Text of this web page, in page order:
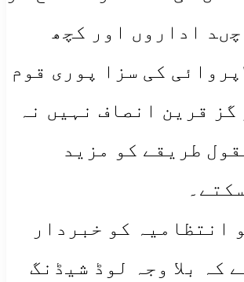
اداروں اور کچھ
کی سزا پوری قوم
گز قرین انصاف نہیں نہ
طریقے کو مزید
انتظامیہ کو خبردار
کہ بلا وجہ لوڈ شیڈنگ